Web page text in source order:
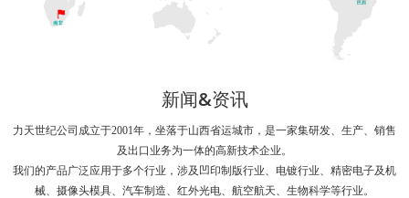
新闻&资讯
力天世纪公司成立于2001年，坐落于山西省运城市，是一家集研发、生产、销售
及出口业务为一体的高新技术企业。
我们的产品广泛应用于多个行业，涉及凹印制版行业、电镀行业、精密电子及机
械、摄像头模具、汽车制造、红外光电、航空航天、生物科学等行业。